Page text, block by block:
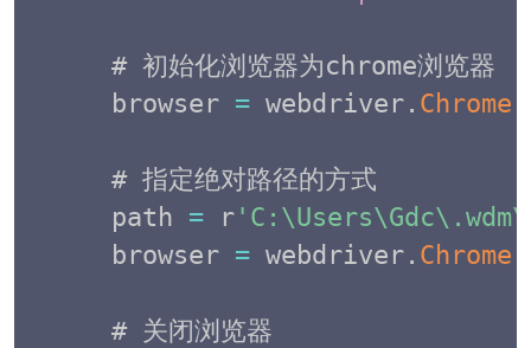
# 初始化浏览器为chrome浏览器
browser = webdriver. Chrome
# 指定绝对路径的方式
path = r
browser = webdriver. Chrome
# 关闭浏览器